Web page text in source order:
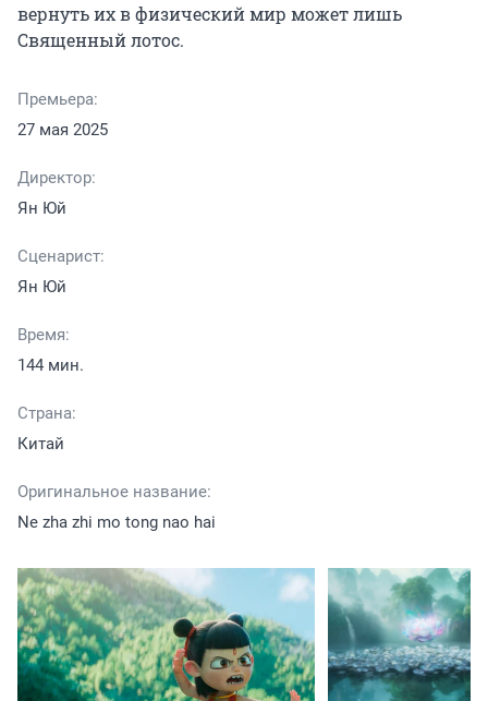
вернуть их в физический мир может лишь
Священный лотос.
Премьера:
27 мая 2025
Директор:
Ян Юй
Сценарист:
Ян Юй
Время:
144 мин.
Страна:
Китай
Оригинальное название:
Ne zha zhi mo tong nao hai